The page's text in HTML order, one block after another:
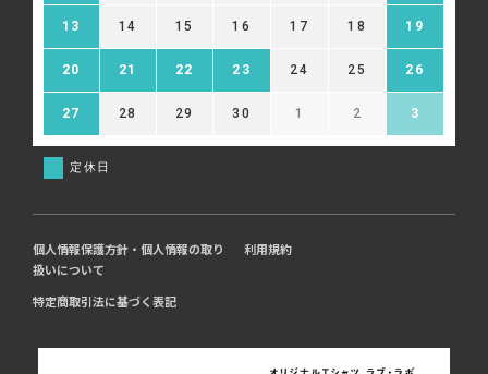
13 14 15 16 17 18 19
20 21 22 23 24 25 26
27 28 29 30 1 2 3
定休日
個人情報保護方針・個人情報の取り
扱いについて
利用規約
特定商取引法に基づく表記